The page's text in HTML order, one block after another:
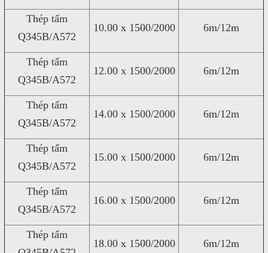
Thép tấm
Q345B/A572
10.00 x 1500/2000 6m/12m
Thép tấm
Q345B/A572
12.00 x 1500/2000 6m/12m
Thép tấm
Q345B/A572
14.00 x 1500/2000 6m/12m
Thép tấm
Q345B/A572
15.00 x 1500/2000 6m/12m
Thép tấm
Q345B/A572
16.00 x 1500/2000 6m/12m
Thép tấm
18.00 x 1500/2000 6m/12m